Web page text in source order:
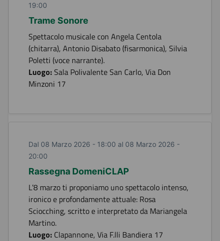
19:00
Trame Sonore
Spettacolo musicale con Angela Centola
(chitarra), Antonio Disabato (fisarmonica), Silvia
Poletti (voce narrante).
Luogo:Sala Polivalente San Carlo, Via Don
Minzoni 17
Dal 08 Marzo 2026 - 18:00 al 08 Marzo 2026 -
20:00
Rassegna DomeniCLAP
L’8 marzo ti proponiamo uno spettacolo intenso,
ironico e profondamente attuale: Rosa
Sciocching, scritto e interpretato da Mariangela
Martino.
Luogo: Clapannone, Via F.lli Bandiera 17